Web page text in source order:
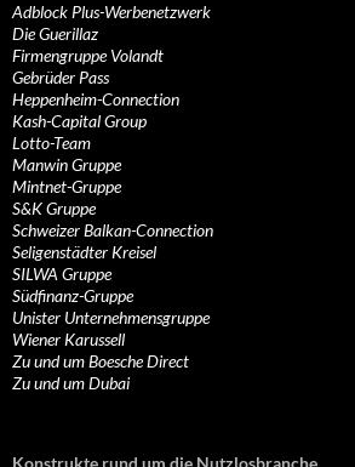
Adblock Plus-Werbenetzwerk
Die Guerillaz
Firmengruppe Volandt
Gebrüder Pass
Heppenheim-Connection
Kash-Capital Group
Lotto-Team
Manwin Gruppe
Mintnet-Gruppe
S&K Gruppe
Schweizer Balkan-Connection
Seligenstädter Kreisel
SILWA Gruppe
Südfinanz-Gruppe
Unister Unternehmensgruppe
Wiener Karussell
Zu und um Boesche Direct
Zu und um Dubai